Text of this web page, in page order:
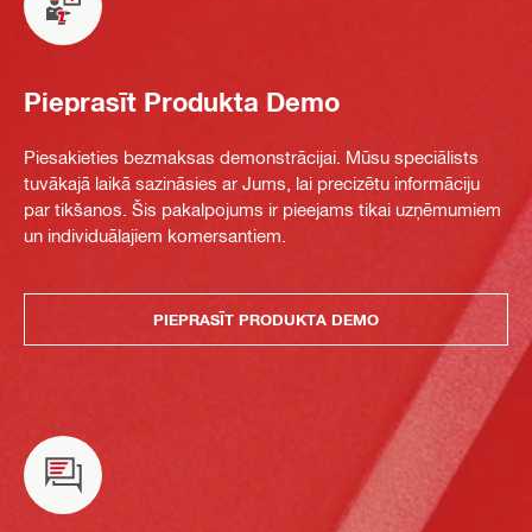
Pieprasīt Produkta Demo
Piesakieties bezmaksas demonstrācijai. Mūsu speciālists
tuvākajā laikā sazināsies ar Jums, lai precizētu informāciju
par tikšanos. Šis pakalpojums ir pieejams tikai uzņēmumiem
un individuālajiem komersantiem.
PIEPRASĪT PRODUKTA DEMO